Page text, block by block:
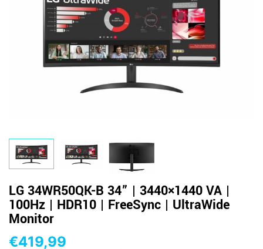
​LG 34WR50QK-B 34” | 3440×1440 VA |
100Hz | HDR10 | FreeSync | UltraWide
Monitor
€419,99